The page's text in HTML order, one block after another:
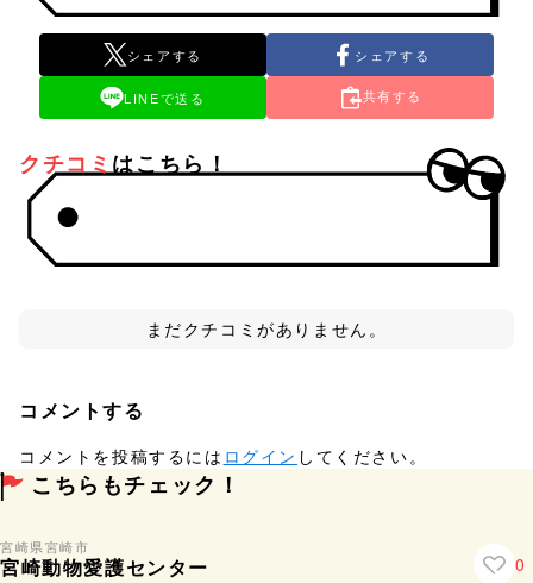
シェアする シェアする
LINEで送る 共有する
クチコミ はこちら！
まだクチコミがありません。
コメントする
コメントを投稿するには ログイン してください。
こちらもチェック！
宮崎県宮崎市
宮崎動物愛護センター 0